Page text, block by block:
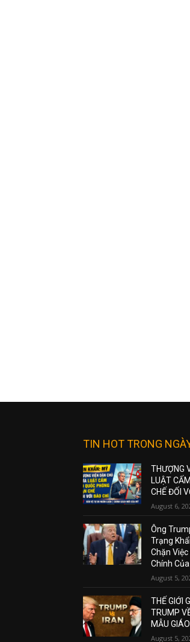
TIN HOT TRONG
THƯỢNG
LUẬT
CHẾ ĐỐI
August 6,
Ông
Trạng
Chặn Việc
Chính
August 5,
THẾ GIỚI
TRUMP
MẪU
August 5,